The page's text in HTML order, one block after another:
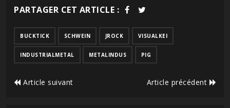
PARTAGER CET ARTICLE :
BUCKTICK SCHWEIN JROCK VISUALKEI
INDUSTRIALMETAL METALINDUS PIG
Article suivant Article précédent